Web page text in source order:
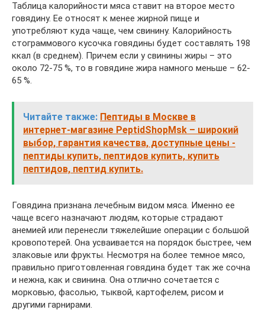
Таблица калорийности мяса ставит на второе место
говядину. Ее относят к менее жирной пище и
употребляют куда чаще, чем свинину. Калорийность
стограммового кусочка говядины будет составлять 198
ккал (в среднем). Причем если у свинины жиры – это
около 72-75 %, то в говядине жира намного меньше – 62-
65 %.
Читайте также: Пептиды в Москве в
интернет-магазине PeptidShopMsk – широкий
выбор, гарантия качества, доступные цены -
пептиды купить, пептидов купить, купить
пептидов, пептид купить.
Говядина признана лечебным видом мяса. Именно ее
чаще всего назначают людям, которые страдают
анемией или перенесли тяжелейшие операции с большой
кровопотерей. Она усваивается на порядок быстрее, чем
злаковые или фрукты. Несмотря на более темное мясо,
правильно приготовленная говядина будет так же сочна
и нежна, как и свинина. Она отлично сочетается с
морковью, фасолью, тыквой, картофелем, рисом и
другими гарнирами.